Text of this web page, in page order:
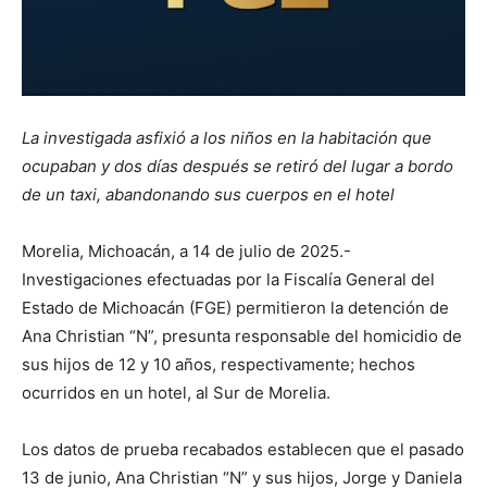
La investigada asfixió a los niños en la habitación que
ocupaban y dos días después se retiró del lugar a bordo
de un taxi, abandonando sus cuerpos en el hotel
Morelia, Michoacán, a 14 de julio de 2025.-
Investigaciones efectuadas por la Fiscalía General del
Estado de Michoacán (FGE) permitieron la detención de
Ana Christian “N”, presunta responsable del homicidio de
sus hijos de 12 y 10 años, respectivamente; hechos
ocurridos en un hotel, al Sur de Morelia.
Los datos de prueba recabados establecen que el pasado
13 de junio, Ana Christian “N” y sus hijos, Jorge y Daniela